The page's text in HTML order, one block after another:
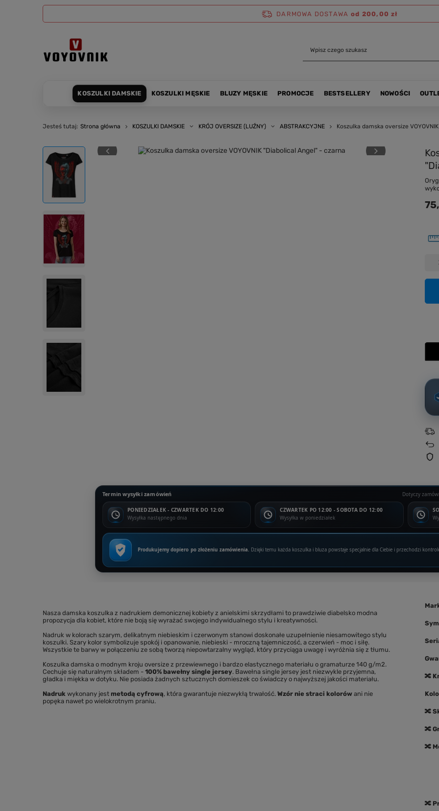
DARMOWA DOSTAWA od 200,00 zł
KOSZULKI DAMSKIE KOSZULKI MĘSKIE BLUZY MĘSKIE PROMOCJE BESTSELLERY NOWOŚCI
Jesteś tutaj: Strona główna KOSZULKI DAMSKIE KRÓJ OVERSIZE (LUŹNY) ABSTRAKCYJNE Koszulka damska oversize
Termin wysyłki zamówień Dotyczy
PONIEDZIAŁEK - CZWARTEK DO 12:00
Wysyłka następnego dnia
CZWARTEK PO 12:00 - SOBOTA DO 12:00
Wysyłka w poniedziałek
Produkujemy dopiero po złożeniu zamówienia. Dzięki temu każda koszulka i bluza powstaje specjalnie dla Ciebie i przechodzi
Nasza damska koszulka z nadrukiem demonicznej kobiety z anielskimi skrzydłami to prawdziwie diabelsko modna
propozycja dla kobiet, które nie boją się wyrażać swojego indywidualnego stylu i kreatywności.
Nadruk w kolorach szarym, delikatnym niebieskim i czerwonym stanowi doskonałe uzupełnienie niesamowitego stylu
koszulki. Szary kolor symbolizuje spokój i opanowanie, niebieski - mroczną tajemniczość, a czerwień - moc i siłę.
Wszystkie te barwy w połączeniu ze sobą tworzą niepowtarzalny wygląd, który przyciąga uwagę i wyróżnia się z tłumu.
Koszulka damska o modnym kroju oversize z przewiewnego i bardzo elastycznego materiału o gramaturze 140 g/m2.
Cechuje się naturalnym składem - 100% bawełny single jersey. Bawełna single jersey jest niezwykle przyjemna,
gładka i miękka w dotyku. Nie posiada żadnych sztucznych domieszek co świadczy o najwyższej jakości materiału.
Nadruk wykonany jest metodą cyfrową, która gwarantuje niezwykłą trwałość. Wzór nie straci kolorów ani nie
popęka nawet po wielokrotnym praniu.
🔀
🔀
🔀
🔀
🔀